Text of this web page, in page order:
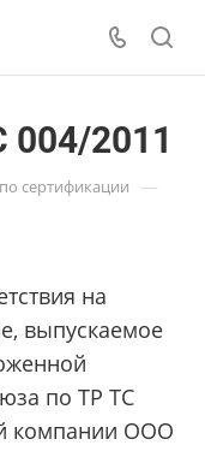
004/2011
сертификации —
на
выпускаемое
по ТР ТС
компании ООО